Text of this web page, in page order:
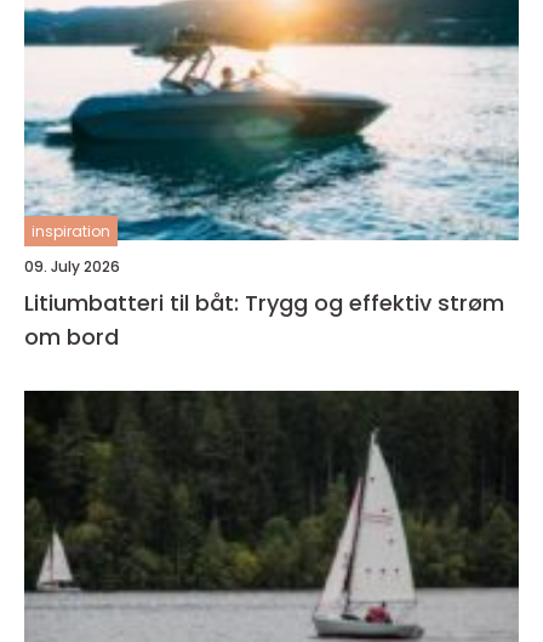
inspiration
09. July 2026
Litiumbatteri til båt: Trygg og effektiv strøm
om bord